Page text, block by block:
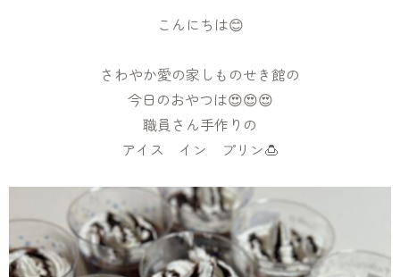
こんにちは😊
さわやか愛の家しものせき館の
今日のおやつは😍😍😍
職員さん手作りの
アイス イン プリン🍮